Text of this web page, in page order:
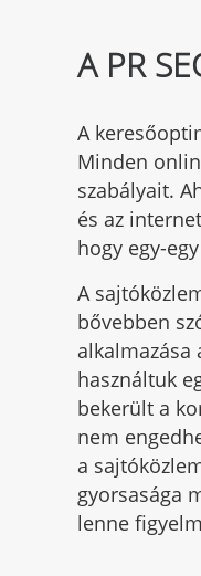
A PR
A
Minden
szabályait.
és az
hogy egy-
A
bővebben
alkalmazása
használtuk
bekerült a
nem
a
gyorsasága
lenne